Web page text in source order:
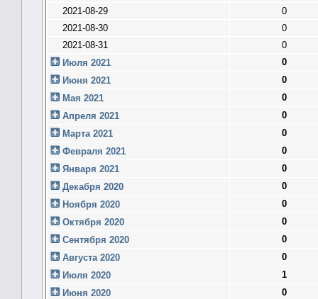
2021-08-29
0
2021-08-30
0
2021-08-31
0
Июля 2021
0
Июня 2021
0
Мая 2021
0
Апреля 2021
0
Марта 2021
0
Февраля 2021
0
Января 2021
0
Декабря 2020
0
Ноября 2020
0
Октября 2020
0
Сентября 2020
0
Августа 2020
0
Июля 2020
1
Июня 2020
0